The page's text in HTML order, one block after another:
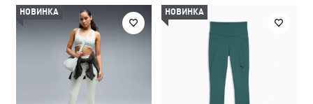
НОВИНКА НОВИНКА